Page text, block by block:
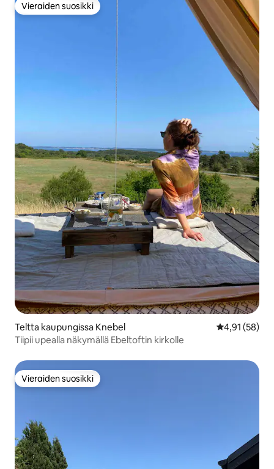
Vieraiden suosikki
Vieraiden suosikki
Teltta kaupungissa Knebel
4,91 (58)
Tiipii upealla näkymällä Ebeltoftin kirkolle
Vieraiden suosikki
Vieraiden suosikki